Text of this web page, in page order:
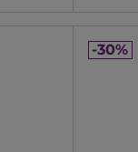
-30%